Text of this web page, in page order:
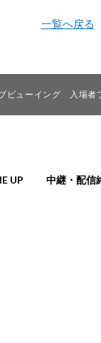
一覧へ戻る
ューイング 入場者
UP 中継・配信